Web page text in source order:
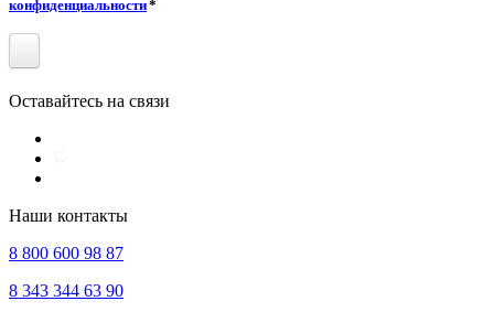
конфиденциальности*
Оставайтесь на связи
Наши контакты
8 800 600 98 87
8 343 344 63 90